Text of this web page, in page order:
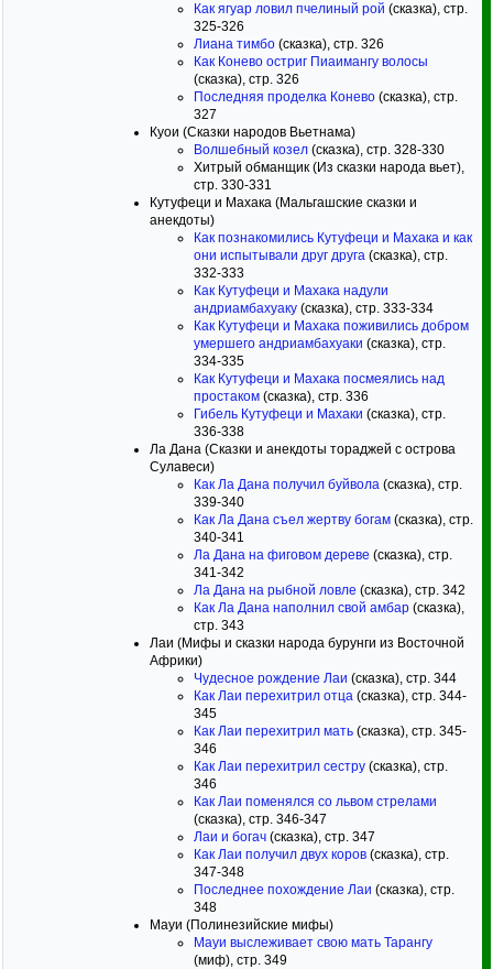
Как ягуар ловил пчелиный рой (сказка), стр.
325-326
Лиана тимбо (сказка), стр. 326
Как Конево остриг Пиаимангу волосы
(сказка), стр. 326
Последняя проделка Конево (сказка), стр.
327
Куои (Сказки народов Вьетнама)
Волшебный козел (сказка), стр. 328-330
Хитрый обманщик (Из сказки народа вьет),
стр. 330-331
Кутуфеци и Махака (Мальгашские сказки и
анекдоты)
Как познакомились Кутуфеци и Махака и как
они испытывали друг друга (сказка), стр.
332-333
Как Кутуфеци и Махака надули
андриамбахуаку (сказка), стр. 333-334
Как Кутуфеци и Махака поживились добром
умершего андриамбахуаки (сказка), стр.
334-335
Как Кутуфеци и Махака посмеялись над
простаком (сказка), стр. 336
Гибель Кутуфеци и Махаки (сказка), стр.
336-338
Ла Дана (Сказки и анекдоты тораджей с острова
Сулавеси)
Как Ла Дана получил буйвола (сказка), стр.
339-340
Как Ла Дана съел жертву богам (сказка), стр.
340-341
Ла Дана на фиговом дереве (сказка), стр.
341-342
Ла Дана на рыбной ловле (сказка), стр. 342
Как Ла Дана наполнил свой амбар (сказка),
стр. 343
Лаи (Мифы и сказки народа бурунги из Восточной
Африки)
Чудесное рождение Лаи (сказка), стр. 344
Как Лаи перехитрил отца (сказка), стр. 344-
345
Как Лаи перехитрил мать (сказка), стр. 345-
346
Как Лаи перехитрил сестру (сказка), стр.
346
Как Лаи поменялся со львом стрелами
(сказка), стр. 346-347
Лаи и богач (сказка), стр. 347
Как Лаи получил двух коров (сказка), стр.
347-348
Последнее похождение Лаи (сказка), стр.
348
Мауи (Полинезийские мифы)
Мауи выслеживает свою мать Тарангу
(миф), стр. 349